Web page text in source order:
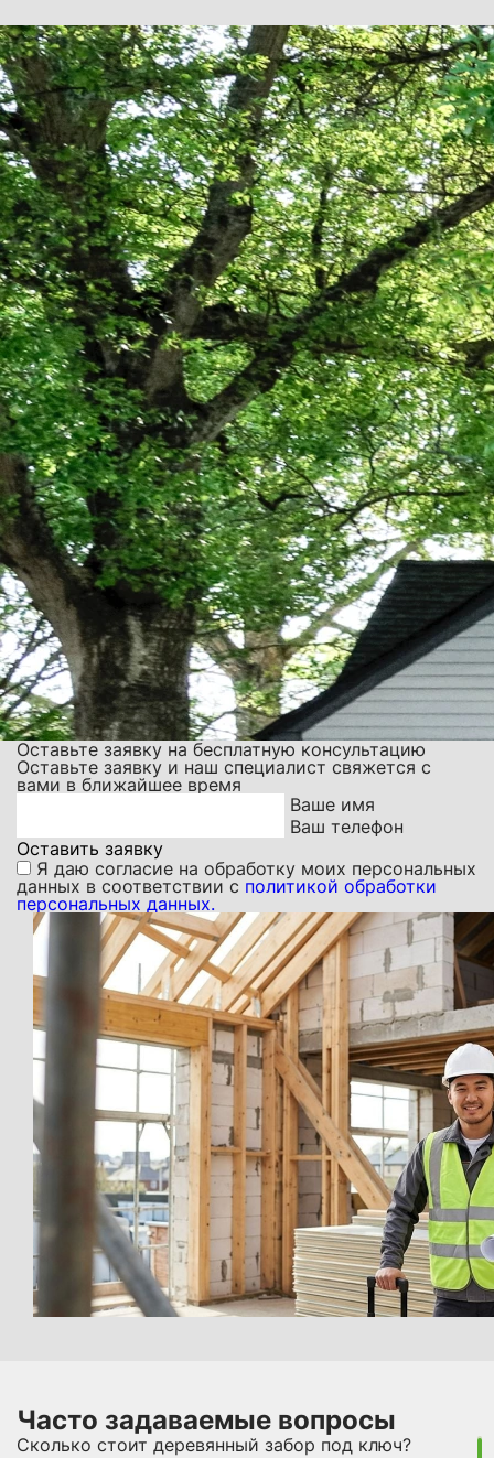
Оставьте заявку на бесплатную консультацию
Оставьте заявку и наш специалист свяжется с
вами в ближайшее время
Ваше имя
Ваш телефон
Оставить заявку
Я даю согласие на обработку моих персональных
данных в соответствии с политикой обработки
персональных данных.
Часто задаваемые вопросы
Сколько стоит деревянный забор под ключ?